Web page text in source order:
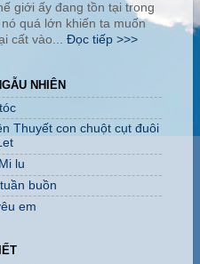
giới ấy đang tồn tại trong
quá lớn khiến ta muốn
cất vào... Đọc tiếp >>>
NHIÊN
Thuyết con chuột cụt đuôi
lu
buồn
em